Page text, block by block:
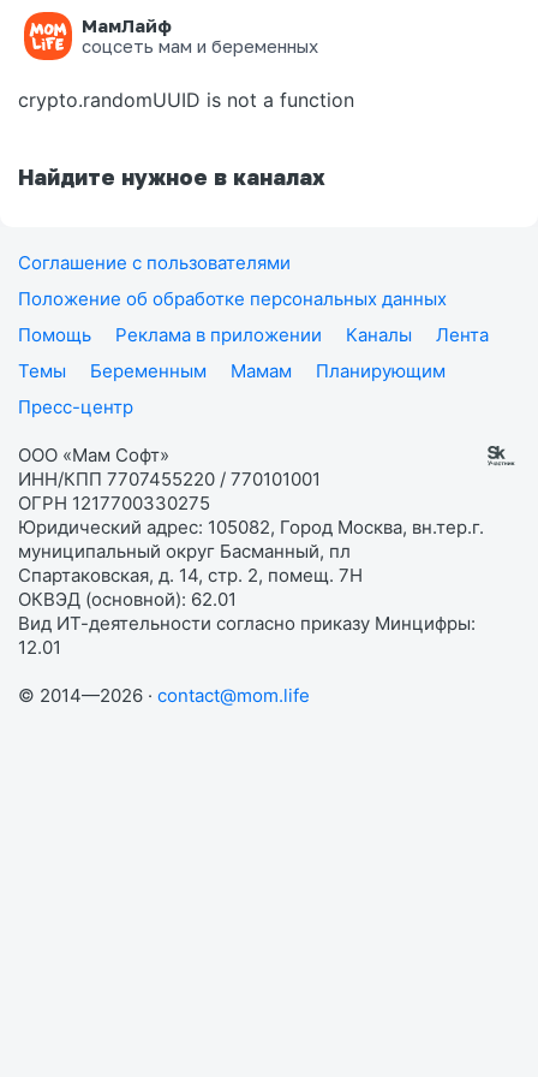
МамЛайф
соцсеть мам и беременных
Ошибка на странице
crypto.randomUUID is not a function
Найдите нужное в каналах
Соглашение с пользователями
Положение об обработке персональных данных
Помощь
Реклама в приложении Каналы
Лента
Темы
Беременным Мамам
Планирующим
Пресс-центр
ООО «Мам Софт»
ИНН/КПП 7707455220 / 770101001
ОГРН 1217700330275
Юридический адрес: 105082, Город Москва, вн.тер.г.
муниципальный округ Басманный, пл
Спартаковская, д. 14, стр. 2, помещ. 7Н
ОКВЭД (основной): 62.01
Вид ИТ-деятельности согласно приказу Минцифры:
12.01
© 2014—2026 · contact@mom.life